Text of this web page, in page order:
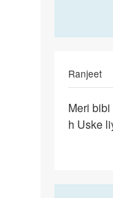
Ranjeet
Meri
bibi
Meri
h Uske